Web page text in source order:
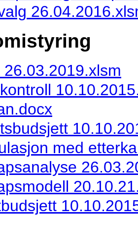
26.03.2019.xlsm
med